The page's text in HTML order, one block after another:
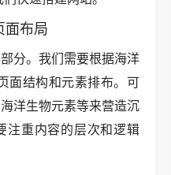
面布局
分。我们需要根据海洋
面结构和元素排布。可
洋生物元素等来营造沉
注重内容的层次和逻辑